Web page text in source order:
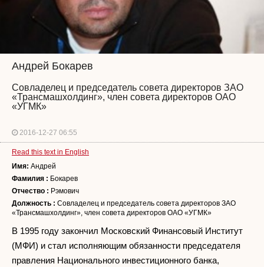
Андрей Бокарев
Совладелец и председатель совета директоров ЗАО
«Трансмашхолдинг», член совета директоров ОАО
«УГМК»
2016-12-27 06:55
Read this text in English
Имя: Андрей
Фамилия : Бокарев
Отчество : Рэмович
Должность : Совладелец и председатель совета директоров ЗАО
«Трансмашхолдинг», член совета директоров ОАО «УГМК»
В 1995 году закончил Московский Финансовый Институт
(МФИ) и стал исполняющим обязанности председателя
правления Национального инвестиционного банка,